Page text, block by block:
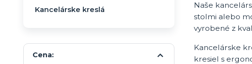
Naše
stolmi alebo
vyrobené z
Kancelárske
kresiel s
Kancelárske kreslá
Cena: